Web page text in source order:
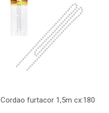
Cordao furtacor 1,5m cx:180